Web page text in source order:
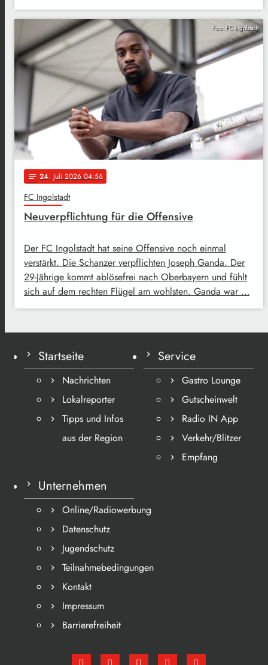
Foto: FC Ingolstadt
notes 24. Juli 2026 04:56
FC Ingolstadt
Neuverpflichtung für die Offensive
Der FC Ingolstadt hat seine Offensive noch einmal
verstärkt. Die Schanzer verpflichten Joseph Ganda. Der
29-Jährige kommt ablösefrei nach Oberbayern und fühlt
sich auf dem rechten Flügel am wohlsten. Ganda war …
Startseite
Nachrichten
Lokalreporter
Tipps und Infos
aus der Region
Service
Gastro Lounge
Gutscheinwelt
Radio IN App
Verkehr/Blitzer
Empfang
Unternehmen
Online/Radiowerbung
Datenschutz
Jugendschutz
Teilnahmebedingungen
Kontakt
Impressum
Barrierefreiheit